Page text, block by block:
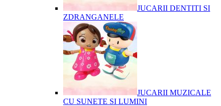
JUCARII DENTITI SI
ZDRANGANELE
JUCARII MUZICALE
CU SUNETE SI LUMINI